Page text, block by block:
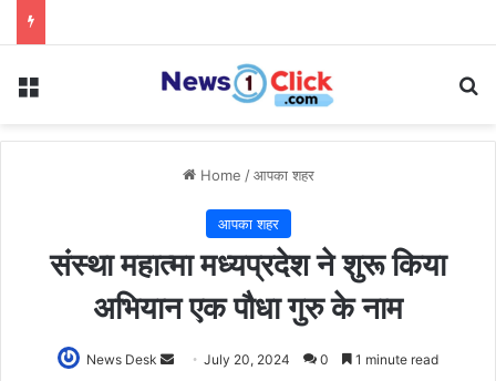
Menu
Home / आपका शहर
आपका शहर
संस्था महात्मा मध्यप्रदेश ने शुरू किया
अभियान एक पौधा गुरु के नाम
News Desk
SendJuly 20, 2024 0 1 minute read